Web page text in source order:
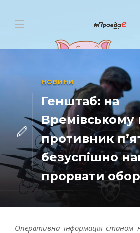
НОВИНИ
Генштаб: на
Времівському
противник
безуспішно
прорвати
Оперативна інформація станом